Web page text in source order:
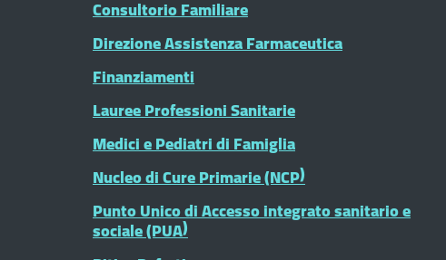
Consultorio Familiare
Direzione Assistenza Farmaceutica
Finanziamenti
Lauree Professioni Sanitarie
Medici e Pediatri di Famiglia
Nucleo di Cure Primarie (NCP)
Punto Unico di Accesso integrato sanitario e
sociale (PUA)